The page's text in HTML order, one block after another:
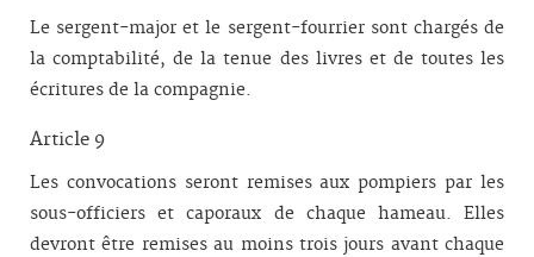
Le sergent-major et le sergent-fourrier sont chargés de
la comptabilité, de la tenue des livres et de toutes les
écritures de la compagnie.
Article 9
Les convocations seront remises aux pompiers par les
sous-officiers et capo­raux de chaque hameau. Elles
devront être remises au moins trois jours avant chaque